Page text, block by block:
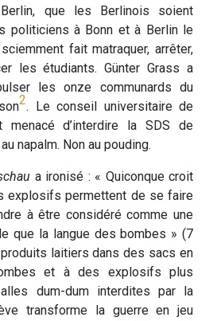
que les Berlinois soient
politiciens à Bonn et à Berlin le
fait matraquer, arrêter,
les étudiants. Günter Grass a
les onze communards du
2. Le conseil universitaire de
menacé d’interdire la SDS de
napalm. Non au pouding.
a ironisé : « Quiconque croit
explosifs permettent de se faire
à être considéré comme une
que la langue des bombes » (7
laitiers dans des sacs en
et à des explosifs plus
dum-dum interdites par la
transforme la guerre en jeu